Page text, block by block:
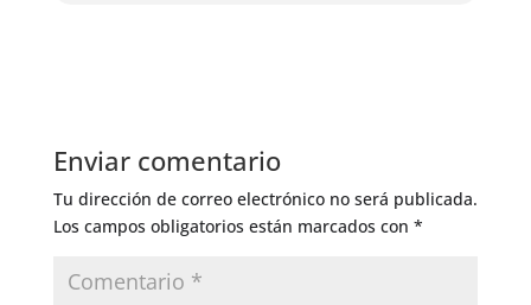
Enviar comentario
Tu dirección de correo electrónico no será publicada.
Los campos obligatorios están marcados con *